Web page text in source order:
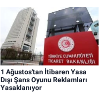
1 Ağustos'tan İtibaren Yasa
Dışı Şans Oyunu Reklamları
Yasaklanıyor